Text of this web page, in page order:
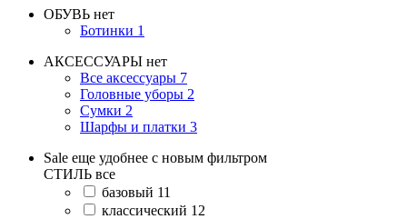
ОБУВЬ нет
Ботинки 1
АКСЕССУАРЫ нет
Все аксессуары 7
Головные уборы 2
Сумки 2
Шарфы и платки 3
Sale еще удобнее с новым фильтром
СТИЛЬ все
базовый 11
классический 12